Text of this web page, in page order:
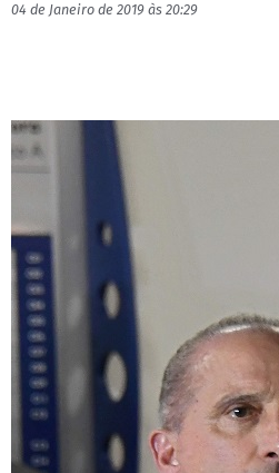
04 de Janeiro de 2019 às 20:29